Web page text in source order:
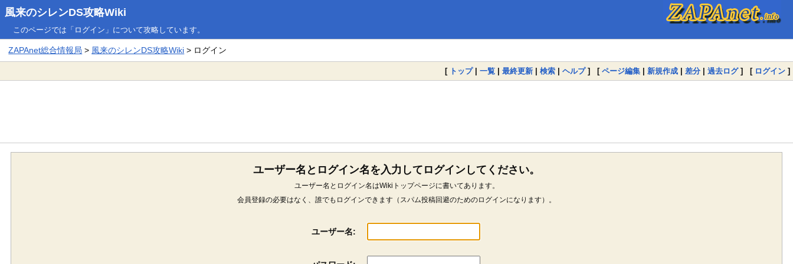
風来のシレンDS攻略Wiki
このページでは「ログイン」について攻略しています。
ZAPAnet総合情報局 > 風来のシレンDS攻略Wiki > ログイン
[ トップ| 一覧 | 最終更新 | 検索 | ヘルプ] [ ページ編集 | 新規作成 | 差分 | 過去ログ] [ ログイン ]
ユーザー名とログイン名を入力してログインしてください。
ユーザー名とログイン名はWikiトップページに書いてあります。
会員登録の必要はなく、誰でもログインできます（スパム投稿回避のためのログインになります）。
ユーザー名: